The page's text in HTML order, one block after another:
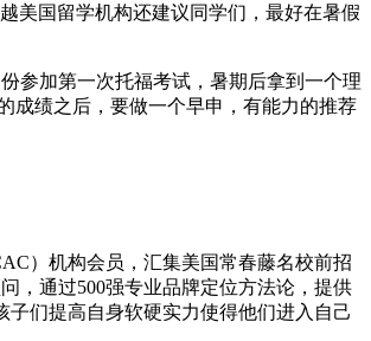
美国留学机构还建议同学们，最好在暑假
参加第一次托福考试，暑期后拿到一个理
成绩之后，要做一个早申，有能力的推荐
）机构会员，汇集美国常春藤名校前招
，通过500强专业品牌定位方法论，提供
们提高自身软硬实力使得他们进入自己